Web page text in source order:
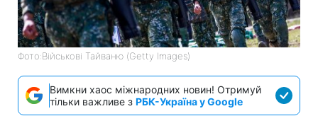
Фото:Військові Тайваню (Getty Images)
Вимкни хаос міжнародних новин! Отримуй
тільки важливе з РБК-Україна у Google